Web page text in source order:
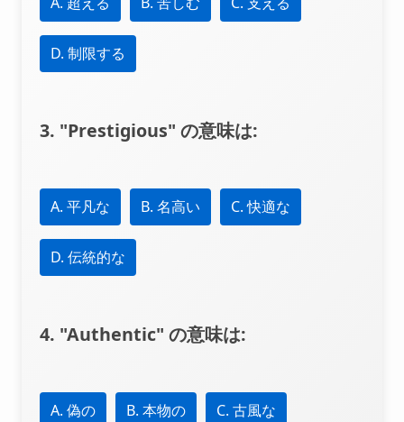
D. 制限する
3. "Prestigious" の意味は:
A. 平凡な B. 名高い C. 快適な
D. 伝統的な
4. "Authentic" の意味は:
A. 偽の B. 本物の C. 古風な